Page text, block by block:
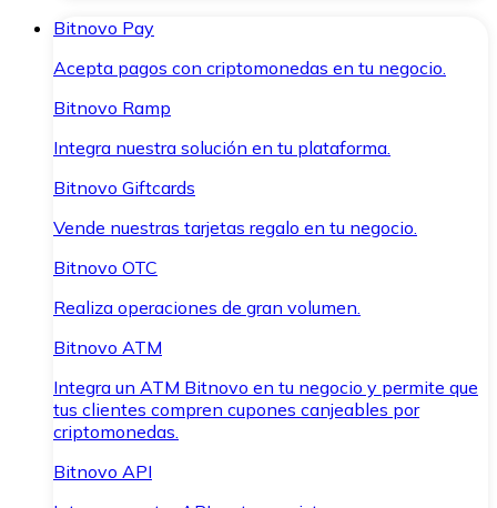
Bitnovo Pay
Acepta pagos con criptomonedas en tu negocio.
Bitnovo Ramp
Integra nuestra solución en tu plataforma.
Bitnovo Giftcards
Vende nuestras tarjetas regalo en tu negocio.
Bitnovo OTC
Realiza operaciones de gran volumen.
Bitnovo ATM
Integra un ATM Bitnovo en tu negocio y permite que
tus clientes compren cupones canjeables por
criptomonedas.
Bitnovo API